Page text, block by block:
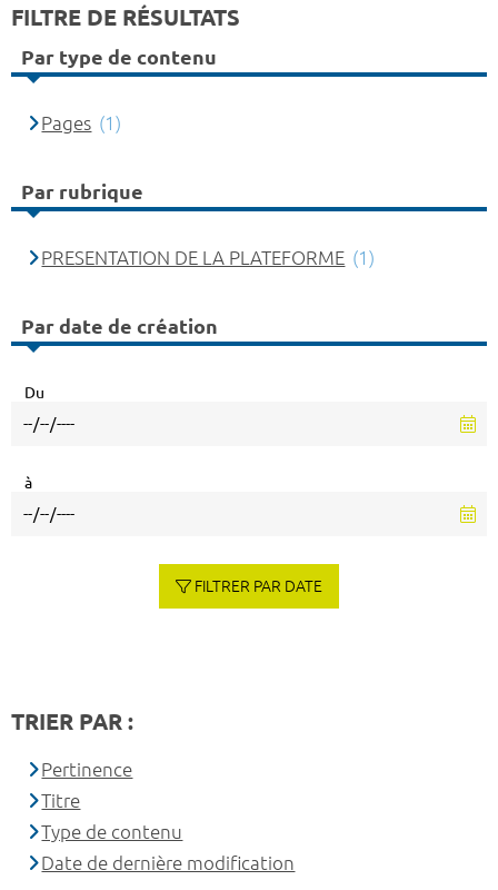
FILTRE DE RÉSULTATS
Par type de contenu
Pages (1)
Par rubrique
PRESENTATION DE LA PLATEFORME (1)
Par date de création
Du
à
FILTRER PAR DATE
TRIER PAR :
Pertinence
Titre
Type de contenu
Date de dernière modification